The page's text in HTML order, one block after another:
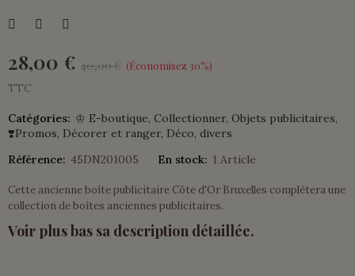
28,00 € 40,00 € Économisez 30%
TTC
Catégories: ♔ E-boutique Collectionner Objets publicitaires
❣️Promos Décorer et ranger Déco, divers
Référence: 45DN201005 En stock: 1 Article
Cette ancienne boîte publicitaire Côte d'Or Bruxelles complètera une
collection de boîtes anciennes publicitaires.
Voir plus bas sa description détaillée.